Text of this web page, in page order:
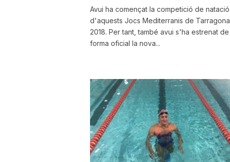
o
Avui ha començat la competició de natació
d'aquests Jocs Mediterranis de Tarragona
2018. Per tant, també avui s'ha estrenat de
forma oficial la nova...